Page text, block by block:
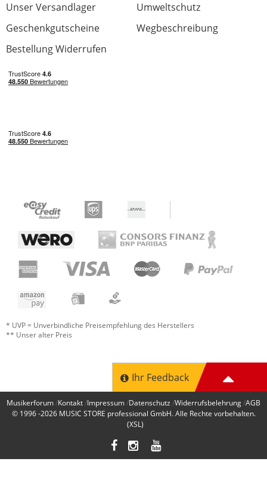
Unser Versandlager
Umweltschutz
Geschenkgutscheine
Wegbeschreibung
Bestellung Widerrufen
* UVP = Unverbindliche Preisempfehlung des Herstellers
** Unser alter Preis
Ihr Feedback
Musikerforum Kontakt Impressum Datenschutz Widerrufsbelehrung AGB
© 1996 -2026 MUSIC STORE professional GmbH. Alle Rechte vorbehalten.
(XSL)